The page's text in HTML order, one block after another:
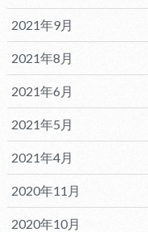
2021年9月
2021年8月
2021年6月
2021年5月
2021年4月
2020年11月
2020年10月